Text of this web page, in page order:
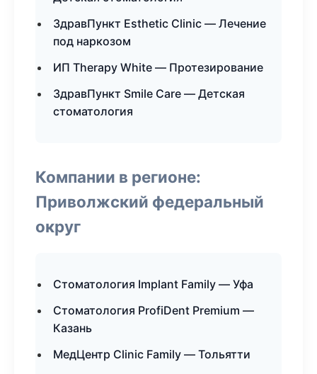
ЗдравПункт Esthetic Clinic — Лечение
под наркозом
ИП Therapy White — Протезирование
ЗдравПункт Smile Care — Детская
стоматология
Компании в регионе:
Приволжский федеральный
округ
Стоматология Implant Family — Уфа
Стоматология ProfiDent Premium —
Казань
МедЦентр Clinic Family — Тольятти